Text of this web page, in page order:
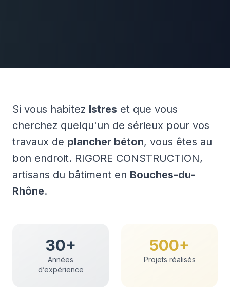
Si vous habitez Istres et que vous
cherchez quelqu'un de sérieux pour vos
travaux de plancher béton, vous êtes au
bon endroit. RIGORE CONSTRUCTION,
artisans du bâtiment en Bouches-du-
Rhône.
30+
Années
d’expérience
500+
Projets réalisés